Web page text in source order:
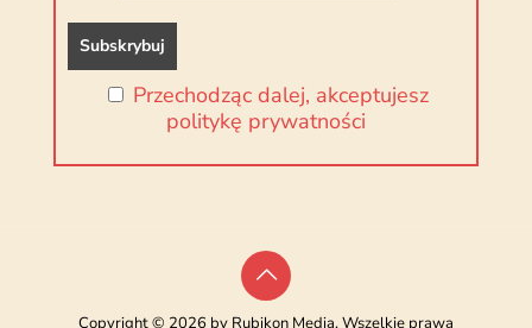
Przechodząc dalej, akceptujesz
politykę prywatności
Copyright © 2026 by Rubikon Media. Wszelkie prawa